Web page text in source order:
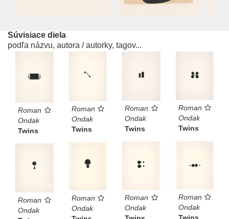
Súvisiace diela
podľa názvu, autora / autorky, tagov...
Roman
Ondak
Twins
Roman
Ondak
Twins
Roman
Ondak
Twins
Roman
Ondak
Twins
Roman
Ondak
Roman
Ondak
Roman
Ondak
Roman
Ondak